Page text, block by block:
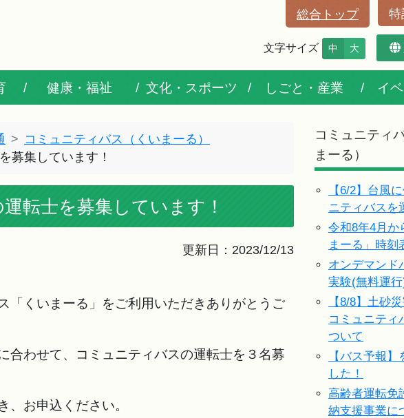
総合トップ 特
文字サイズ 中 大
健康・福祉 文化・スポーツ しごと・産業 イ
コミュニティバス（くいまーる）
募集しています！
転士を募集しています！
更新日：2023/12/13
「くいまーる」をご利用いただきありがとうご
わせて、コミュニティバスの運転士を３名募
お申込ください。
コミュニティ
まーる）
【6/2】台風
ニティバスを
令和8年4月か
まーる」時刻
オンデマンド
実験(無料運
【8/8】土砂
コミュニティ
ついて
【バス予報】
した！
高齢者運転免
納支援事業に